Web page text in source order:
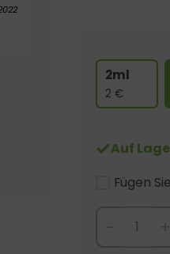
2ml
2 €
Auf
Fügen